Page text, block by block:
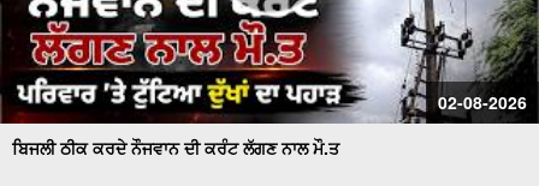
02-08-2026
ਬਿਜਲੀ ਠੀਕ ਕਰਦੇ ਨੌਜਵਾਨ ਦੀ ਕਰੰਟ ਲੱਗਣ ਨਾਲ ਮੌ.ਤ